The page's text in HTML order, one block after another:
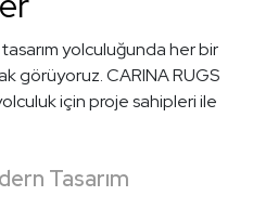
yolculuğunda her bir
görüyoruz. CARINA RUGS
için proje sahipleri ile
Tasarım